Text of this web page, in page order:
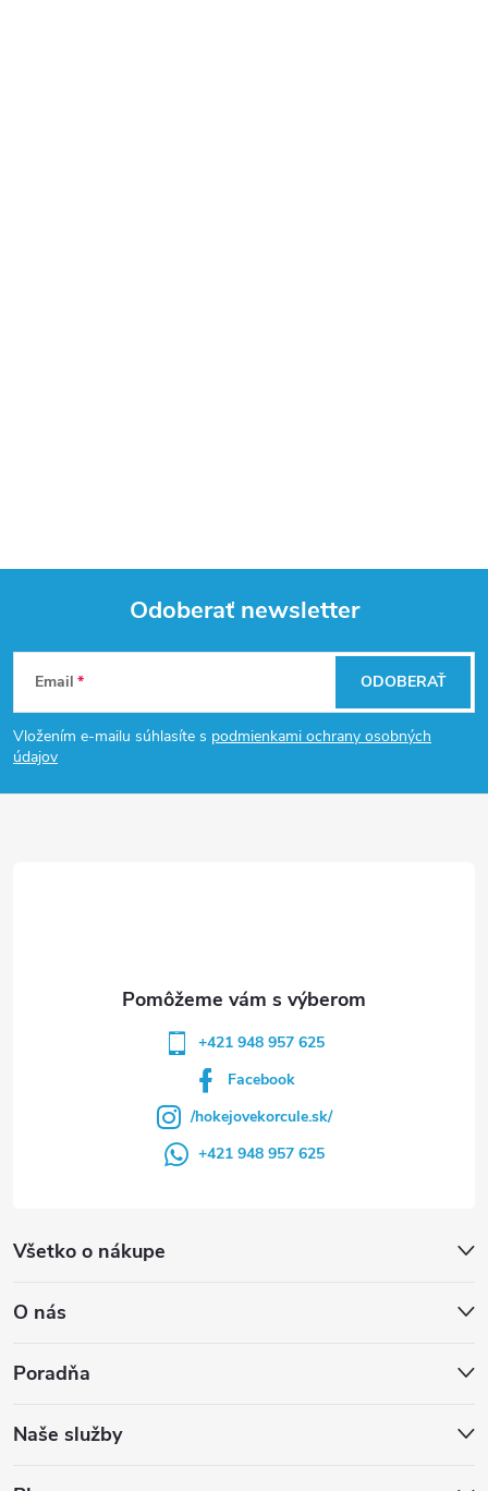
Z
á
p
Odoberať newsletter
Email
Vložením e-mailu súhlasíte s podmienkami ochrany osobných
údajov
ODOBERAŤ
Všetko o nákupe
O nás
Poradňa
Naše služby
+421 948 957 625
Facebook
/hokejovekorcule.sk/
+421 948 957 625